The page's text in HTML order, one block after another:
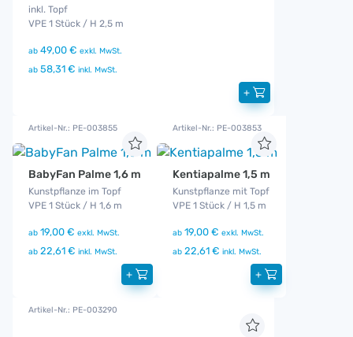
inkl. Topf
VPE 1 Stück / H 2,5 m
ab 49,00 € exkl. MwSt.
ab 58,31 € inkl. MwSt.
+
Artikel-Nr.: PE-003855
BabyFan Palme 1,6 m
Kunstpflanze im Topf
VPE 1 Stück / H 1,6 m
ab 19,00 € exkl. MwSt.
ab 22,61 € inkl. MwSt.
+
Artikel-Nr.: PE-003853
Kentiapalme 1,5 m
Kunstpflanze mit Topf
VPE 1 Stück / H 1,5 m
ab 19,00 € exkl. MwSt.
ab 22,61 € inkl. MwSt.
+
Artikel-Nr.: PE-003290